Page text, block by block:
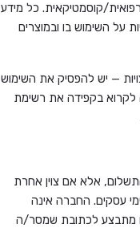
קוסמטיקאית. כל מידע
על השימוש בו ובמוצרים
— יש להפסיק את השימוש
לקרוא בקפידה את רשימת
מאישור התשלום, אלא אם צוין אחרת
על המוצר. משלוחים לאזורים מרוחקים — עד 7 ימי עסקים. החברה אינה
מתבצע לכתובת שמסר/ה